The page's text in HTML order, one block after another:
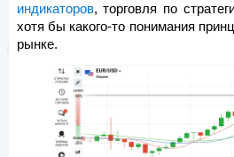
индикаторов, торговля по
хотя бы какого-то понимания
рынке.